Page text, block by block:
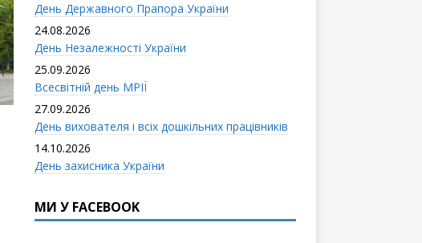
День Державного Прапора України
24.08.2026
День Незалежності України
25.09.2026
Всесвітній день МРІЇ
27.09.2026
День вихователя і всіx дошкільних працівників
14.10.2026
День захисника України
МИ У FACEBOOK